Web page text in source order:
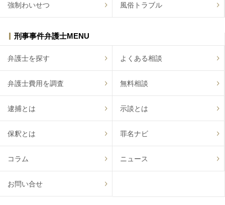
強制わいせつ 風俗トラブル
刑事事件弁護士MENU
弁護士を探す よくある相談
弁護士費用を調査 無料相談
逮捕とは 示談とは
保釈とは 罪名ナビ
コラム ニュース
お問い合せ